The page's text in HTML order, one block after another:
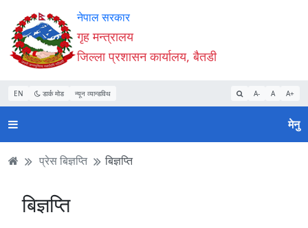
Accessibility
Mode
सुरु
गर्नुहोस्
सामाग्री
पढ्नुहाेस्
नेभिगेसन
पढ्नुहाेस्
वेबसाइट
खोजमा
जानुहोस्
नेपाल सरकार
गृह मन्त्रालय
जिल्ला प्रशासन कार्यालय, बैतडी
EN डार्क मोड न्यून व्यान्डविथ A- A A+
मेनु
प्रेस बिज्ञप्ति बिज्ञप्ति
बिज्ञप्ति